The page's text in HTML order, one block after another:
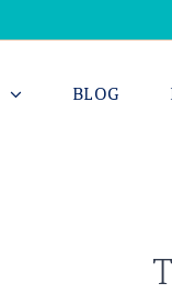
BLOG